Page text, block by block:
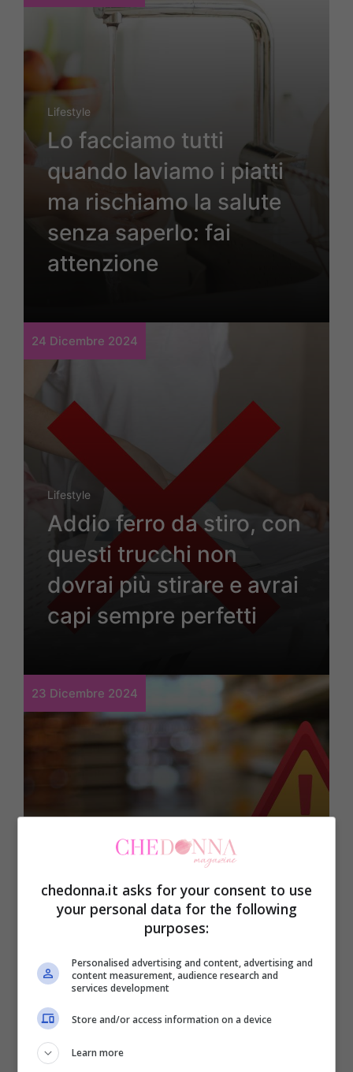
Lifestyle
Lo facciamo tutti
quando laviamo i piatti
ma rischiamo la salute
senza saperlo: fai
attenzione
24 Dicembre 2024
Lifestyle
Addio ferro da stiro, con
questi trucchi non
dovrai più stirare e avrai
capi sempre perfetti
23 Dicembre 2024
Pesticidi nei prodotti,
questi i supermercati
peggiori: l’ultima analisi
22 Dicembre 2024
chedonna.it asks for your consent to use
your personal data for the following
purposes:
Personalised advertising and content, advertising and
content measurement, audience research and
services development
Store and/or access information on a device
Learn more